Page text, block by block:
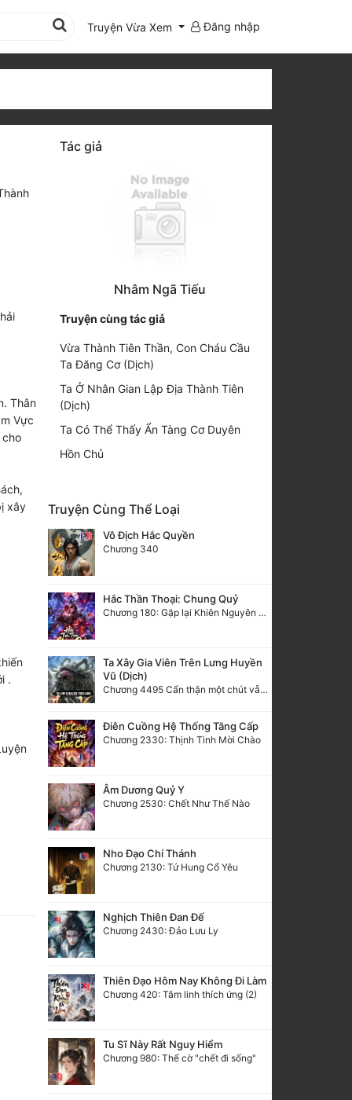
Truyện Vừa Xem Đăng nhập
Thân
Vực
xây
.
Tác giả
Nhâm Ngã Tiếu
Truyện cùng tác giả
Vừa Thành Tiên Thần, Con Cháu Cầu
Ta Đăng Cơ (Dịch)
Ta Ở Nhân Gian Lập Địa Thành Tiên
(Dịch)
Ta Có Thể Thấy Ẩn Tàng Cơ Duyên
Hồn Chủ
Truyện Cùng Thể Loại
Vô Địch Hắc Quyền
Chương 340
Hắc Thần Thoại: Chung Quỷ
Chương 180: Gặp lại Khiên Nguyên Phượng
Ta Xây Gia Viên Trên Lưng Huyền
Vũ (Dịch)
Chương 4495 Cẩn thận một chút vẫn là tốt.
Điên Cuồng Hệ Thống Tăng Cấp
Chương 2330: Thịnh Tình Mời Chào
Âm Dương Quỷ Y
Chương 2530: Chết Như Thế Nào
Nho Đạo Chí Thánh
Chương 2130: Tứ Hung Cổ Yêu
Nghịch Thiên Đan Đế
Chương 2430: Đảo Lưu Ly
Thiên Đạo Hôm Nay Không Đi Làm
Chương 420: Tâm linh thích ứng (2)
Tu Sĩ Này Rất Nguy Hiểm
Chương 980: Thế cờ "chết đi sống"